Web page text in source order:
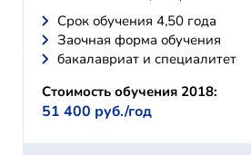
Cрок обучения 4,50 года
Заочная форма обучения
бакалавриат и специалитет
Стоимость обучения 2018:
51 400 руб./год